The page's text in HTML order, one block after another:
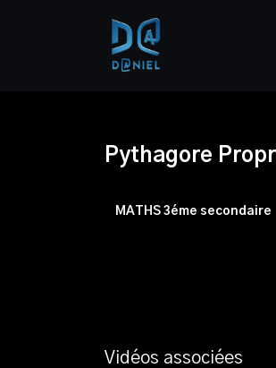
Pythagore
MATHS 3éme secondaire
Vidéos associées